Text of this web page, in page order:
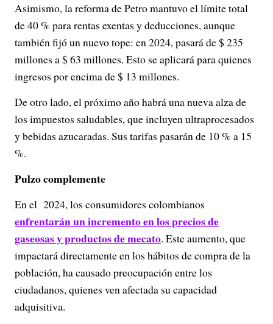
Asimismo, la reforma de Petro mantuvo el límite total
de 40 % para rentas exentas y deducciones, aunque
también fijó un nuevo tope: en 2024, pasará de $ 235
millones a $ 63 millones. Esto se aplicará para quienes
ingresos por encima de $ 13 millones.
De otro lado, el próximo año habrá una nueva alza de
los impuestos saludables, que incluyen ultraprocesados
y bebidas azucaradas. Sus tarifas pasarán de 10 % a 15
%.
Pulzo complemente
En el 2024, los consumidores colombianos
enfrentarán un incremento en los precios de
gaseosas y productos de mecato. Este aumento, que
impactará directamente en los hábitos de compra de la
población, ha causado preocupación entre los
ciudadanos, quienes ven afectada su capacidad
adquisitiva.